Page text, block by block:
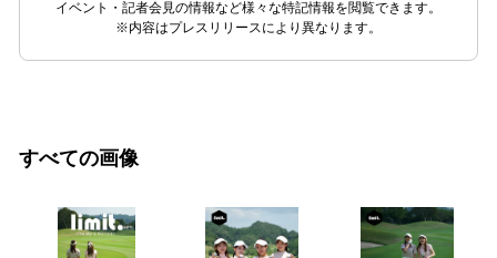
イベント・記者会見の情報など様々な特記情報を閲覧できます。
※内容はプレスリリースにより異なります。
すべての画像